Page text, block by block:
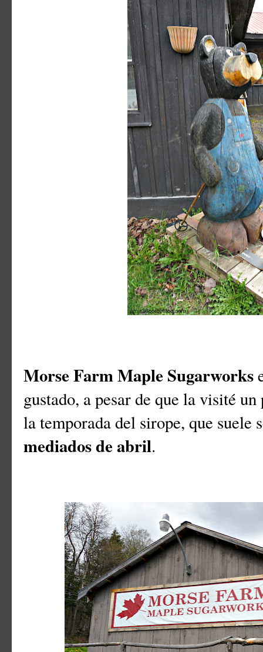
Morse Farm Maple Sugarworks
gustado, a pesar de que la visité
la temporada del sirope, que suele
mediados de abril.